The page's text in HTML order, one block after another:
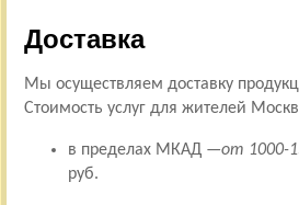
Доставка
Мы осуществляем доставку
Стоимость услуг для жителей
в пределах МКАД —от 1000-
руб.